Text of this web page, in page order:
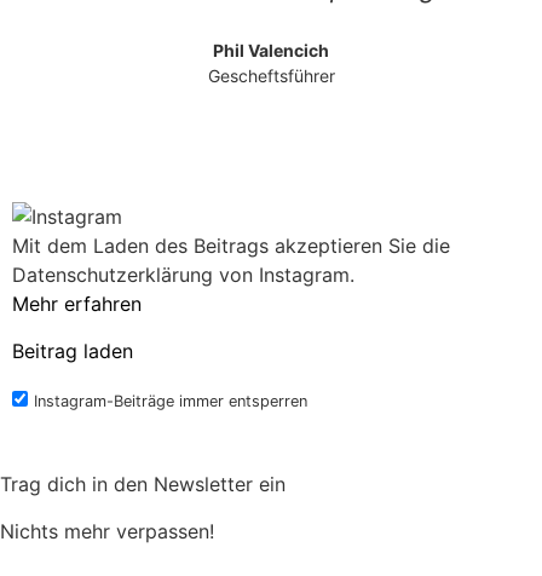
Phil Valencich
Gescheftsführer
Mit dem Laden des Beitrags akzeptieren Sie die
Datenschutzerklärung von Instagram.
Mehr erfahren
Beitrag laden
Instagram-Beiträge immer entsperren
Trag dich in den Newsletter ein
Nichts mehr verpassen!